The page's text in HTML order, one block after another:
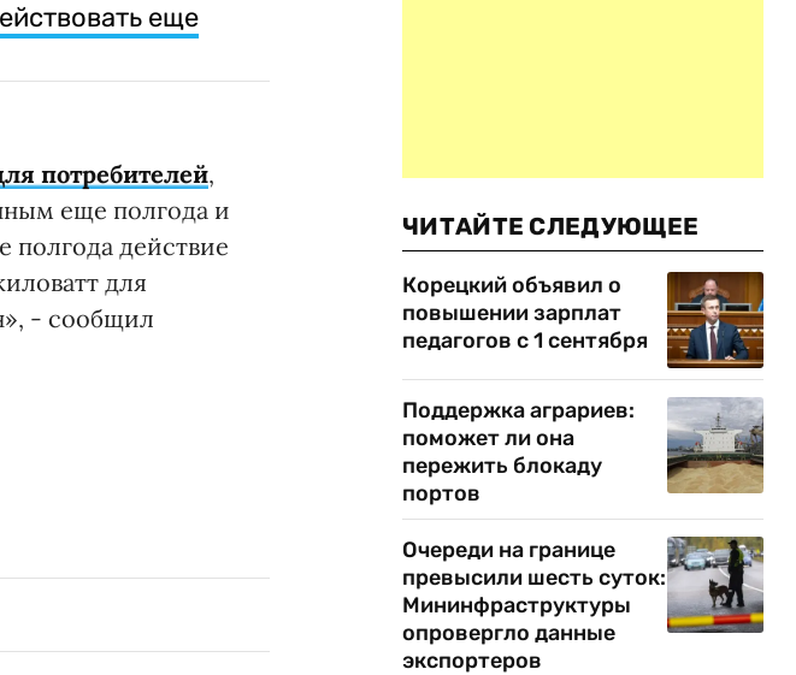
еще
потребителей,
еще полгода и
действие
для
- сообщил
ЧИТАЙТЕ СЛЕДУЮЩЕЕ
Корецкий объявил о
повышении зарплат
педагогов с 1 сентября
Поддержка аграриев:
поможет ли она
пережить блокаду
портов
Очереди на границе
превысили шесть суток:
Мининфраструктуры
опровергло данные
экспортеров